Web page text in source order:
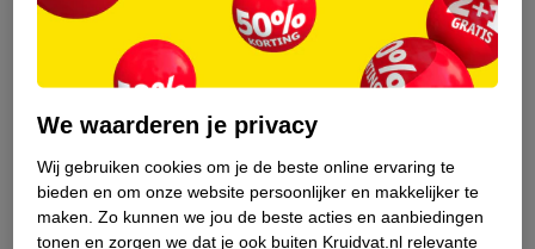
“Stop elke twee uur even. Niet alleen voor een frisse
neus, maar vooral voor het comfort en de
gezondheid van je baby.“
We waarderen je privacy
Wij gebruiken cookies om je de beste online ervaring te
bieden en om onze website persoonlijker en makkelijker te
maken. Zo kunnen we jou de beste acties en aanbiedingen
tonen en zorgen we dat je ook buiten Kruidvat.nl relevante